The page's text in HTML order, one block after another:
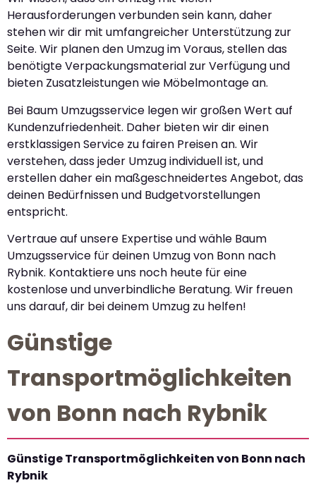
Herausforderungen verbunden sein kann, daher
stehen wir dir mit umfangreicher Unterstützung zur
Seite. Wir planen den Umzug im Voraus, stellen das
benötigte Verpackungsmaterial zur Verfügung und
bieten Zusatzleistungen wie Möbelmontage an.
Bei Baum Umzugsservice legen wir großen Wert auf
Kundenzufriedenheit. Daher bieten wir dir einen
erstklassigen Service zu fairen Preisen an. Wir
verstehen, dass jeder Umzug individuell ist, und
erstellen daher ein maßgeschneidertes Angebot, das
deinen Bedürfnissen und Budgetvorstellungen
entspricht.
Vertraue auf unsere Expertise und wähle Baum
Umzugsservice für deinen Umzug von Bonn nach
Rybnik. Kontaktiere uns noch heute für eine
kostenlose und unverbindliche Beratung. Wir freuen
uns darauf, dir bei deinem Umzug zu helfen!
Günstige
Transportmöglichkeiten
von Bonn nach Rybnik
Günstige Transportmöglichkeiten von Bonn nach
Rybnik